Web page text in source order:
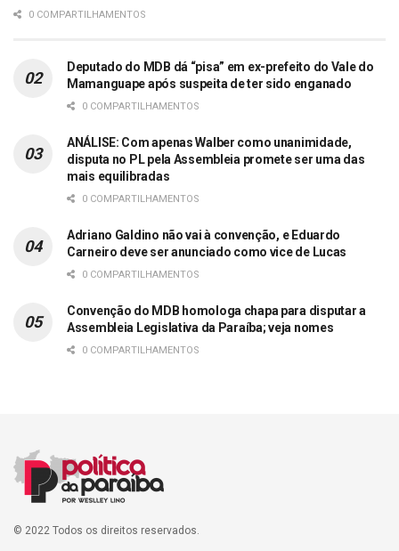
0 COMPARTILHAMENTOS
Deputado do MDB dá “pisa” em ex-prefeito do Vale do
Mamanguape após suspeita de ter sido enganado
0 COMPARTILHAMENTOS
ANÁLISE: Com apenas Walber como unanimidade,
disputa no PL pela Assembleia promete ser uma das
mais equilibradas
0 COMPARTILHAMENTOS
Adriano Galdino não vai à convenção, e Eduardo
Carneiro deve ser anunciado como vice de Lucas
0 COMPARTILHAMENTOS
Convenção do MDB homologa chapa para disputar a
Assembleia Legislativa da Paraíba; veja nomes
0 COMPARTILHAMENTOS
© 2022 Todos os direitos reservados.